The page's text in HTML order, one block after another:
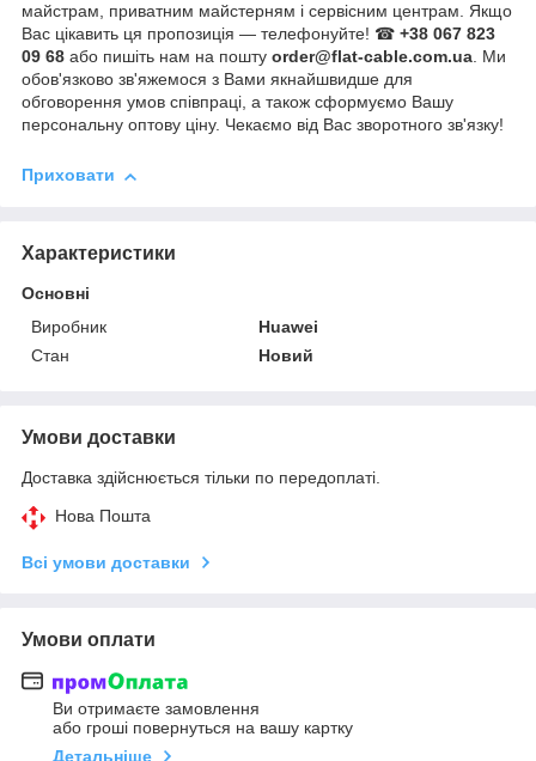
майстрам, приватним майстерням і сервісним центрам. Якщо
Вас цікавить ця пропозиція — телефонуйте! ☎ +38 067 823
09 68 або пишіть нам на пошту order@flat-cable.com.ua. Ми
обов'язково зв'яжемося з Вами якнайшвидше для
обговорення умов співпраці, а також сформуємо Вашу
персональну оптову ціну. Чекаємо від Вас зворотного зв'язку!
Приховати
Характеристики
Основні
Виробник
Huawei
Стан
Новий
Умови доставки
Доставка здійснюється тільки по передоплаті.
Нова Пошта
Всі умови доставки
Умови оплати
Ви отримаєте замовлення
або гроші повернуться на вашу картку
Детальніше